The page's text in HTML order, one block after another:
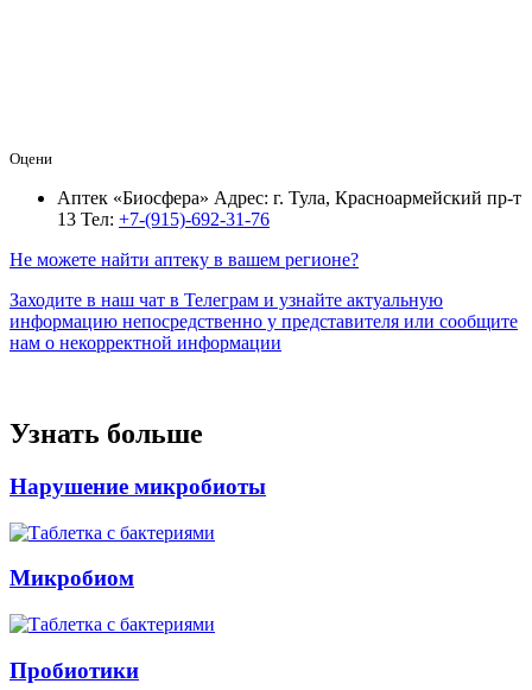
Оцени
Аптек «Биосфера» Адрес: г. Тула, Красноармейский пр-т
13 Тел: +7-(915)-692-31-76
Не можете найти аптеку в вашем регионе?
Заходите в наш чат в Телеграм и узнайте актуальную
информацию непосредственно у представителя или сообщите
нам о некорректной информации
Узнать больше
Нарушение микробиоты
Микробиом
Пробиотики